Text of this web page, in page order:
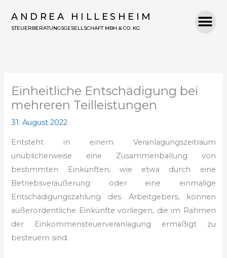
InhaltANDREA HILLESHEIM
STEUERBERATUNGSGESELLSCHAFT MBH & CO. KG
Einheitliche Entschädigung bei
mehreren Teilleistungen
31. August 2022
Entsteht in einem Veranlagungszeitraum
unüblicherweise eine Zusammenballung von
bestimmten Einkünften, wie etwa durch eine
Betriebsveräußerung oder eine einmalige
Entschädigungszahlung des Arbeitgebers, können
außerordentliche Einkünfte vorliegen, die im Rahmen
der Einkommensteuerveranlagung ermäßigt zu
besteuern sind.